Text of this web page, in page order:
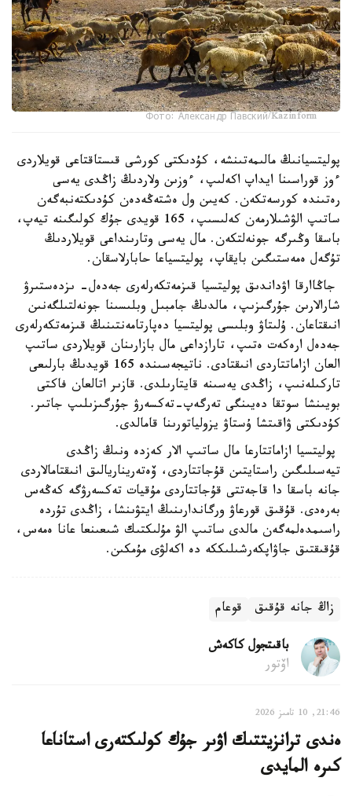
Фото: Александр Павский/Kazinform
پوليتسيانىڭ مالىمەتىنشە، كۇدىكتى كورشى قىستاقتاعى قويلاردى
ءوز قوراسىنا ايداپ اكەلىپ، ءوزىن ولاردىڭ زاڭدى يەسى
رەتىندە كورسەتكەن. كەيىن ول ەشتەڭەدەن كۇدىكتەنبەگەن
ساتىپ الۋشىلارمەن كەلىسىپ، 165 قويدى جۇك كولىگىنە تيەپ،
باسقا وڭىرگە جونەلتكەن. مال يەسى وتارىنداعى قويلاردىڭ
تۇگەل ەمەستىگىن بايقاپ، پوليتسياعا حابارلاسقان.
جاڭاارقا اۋداندىق پوليتسيا قىزمەتكەرلەرى جەدەل- ىزدەستىرۋ
شارالارىن جۇرگىزىپ، مالدىڭ جامبىل وبلىسىنا جونەلتىلگەنىن
انىقتاعان. ۇلىتاۋ وبلىسى پوليتسيا دەپارتامەنتىنىڭ قىزمەتكەرلەرى
جەدەل ارەكەت ەتىپ، تارازداعى مال بازارىنان قويلاردى ساتىپ
العان ازاماتتاردى انىقتادى. ناتيجەسىندە 165 قويدىڭ بارلىعى
تاركىلەنىپ، زاڭدى يەسىنە قايتارىلدى. قازىر اتالعان فاكتى
بويىنشا سوتقا دەيىنگى تەرگەپ-تەكسەرۋ جۇرگىزىلىپ جاتىر.
كۇدىكتى ۋاقىتشا ۇستاۋ يزولياتورىنا قامالدى.
پوليتسيا ازاماتتارعا مال ساتىپ الار كەزدە ونىڭ زاڭدى
تيەسىلىگىن راستايتىن قۇجاتتاردى، ۆەتەريناريالىق انىقتامالاردى
جانە باسقا دا قاجەتتى قۇجاتتاردى مۇقيات تەكسەرۋگە كەڭەس
بەرەدى. قۇقىق قورعاۋ ورگاندارىنىڭ ايتۋىنشا، زاڭدى تۇردە
راسىمدەلمەگەن مالدى ساتىپ الۋ مۇلىكتىك شىعىنعا عانا ەمەس،
قۇقىقتىق جاۋاپكەرشىلىككە دە اكەلۋى مۇمكىن.
زاڭ جانە قۇقىق قوعام
باقىتجول كاكەش
اۆتور
21:46, 10 تامىز 2026
ەندى ترانزيتتىك اۋىر جۇك كولىكتەرى استاناعا
كىرە المايدى